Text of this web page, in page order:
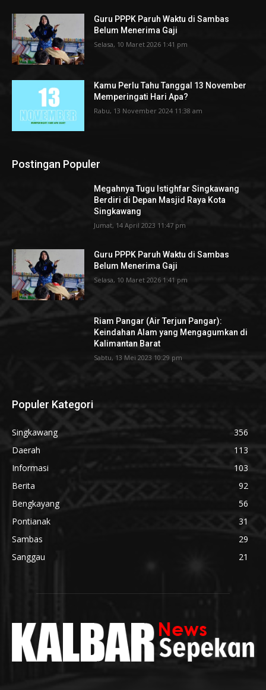
Guru PPPK Paruh Waktu di Sambas
Belum Menerima Gaji
Selasa, 10 Maret 2026 1:41 pm
Kamu Perlu Tahu Tanggal 13 November
Memperingati Hari Apa?
Rabu, 13 November 2024 11:38 am
Postingan Populer
Megahnya Tugu Istighfar Singkawang
Berdiri di Depan Masjid Raya Kota
Singkawang
Jumat, 14 April 2023 11:47 pm
Guru PPPK Paruh Waktu di Sambas
Belum Menerima Gaji
Selasa, 10 Maret 2026 1:41 pm
Riam Pangar (Air Terjun Pangar):
Keindahan Alam yang Mengagumkan di
Kalimantan Barat
Sabtu, 13 Mei 2023 10:29 pm
Populer Kategori
Singkawang
356
Daerah
113
Informasi
103
Berita
92
Bengkayang
56
Pontianak
31
Sambas
29
Sanggau
21